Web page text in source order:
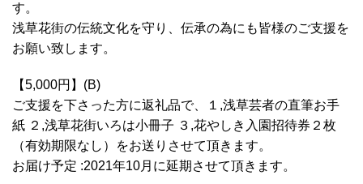
す。
浅草花街の伝統文化を守り、伝承の為にも皆様のご支援を
お願い致します。
【5,000円】(B)
ご支援を下さった方に返礼品で、１,浅草芸者の直筆お手
紙 ２,浅草花街いろは小冊子 ３,花やしき入園招待券２枚
（有効期限なし）をお送りさせて頂きます。
お届け予定 :2021年10月に延期させて頂きます。